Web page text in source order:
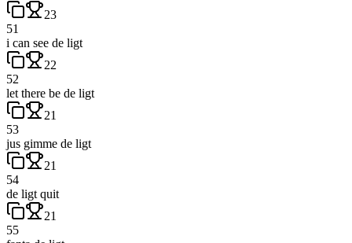
23
51
i can see de ligt
22
52
let there be de ligt
21
53
jus gimme de ligt
21
54
de ligt quit
21
55